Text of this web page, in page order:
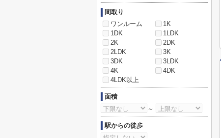
間取り
ワンルーム
1K
1DK
1LDK
2K
2DK
2LDK
3K
3DK
3LDK
4K
4DK
4LDK以上
面積
～
駅からの徒歩